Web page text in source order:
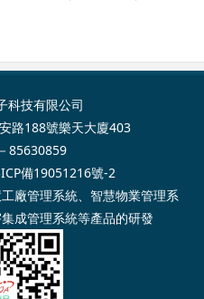
科技有限公司
路188號樂天大廈403
85630859
備19051216號-2
廠管理系統、 智慧物業管理系
成管理系統等產品的研發